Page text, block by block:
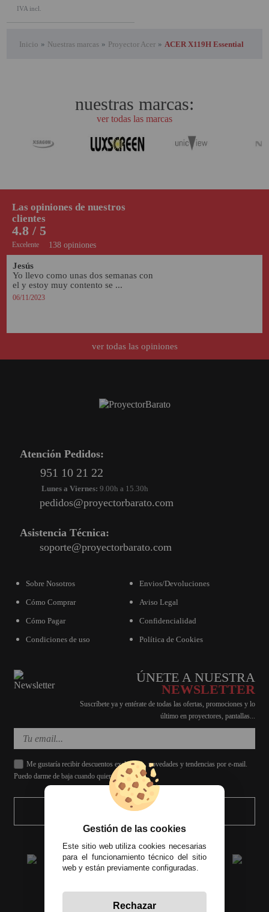
IVA incl.
Inicio » Nuestras marcas » Proyector Acer » ACER X119H Essential
nuestras marcas:
ver todas las marcas
138 opiniones
4.8 / 5
Excelente
Las opiniones de nuestros
clientes
Jesús
Yo llevo como unas dos semanas con
el y estoy muy contento se ...
06/11/2023
ver todas las opiniones
Atención Pedidos:
951 10 21 22
Lunes a Viernes: 9.00h a 15.30h
pedidos@proyectorbarato.com
Asistencia Técnica:
soporte@proyectorbarato.com
Sobre Nosotros
Cómo Comprar
Cómo Pagar
Condiciones de uso
Envios/Devoluciones
Aviso Legal
Confidencialidad
Política de Cookies
ÚNETE A NUESTRA
NEWSLETTER
Suscríbete ya y entérate de todas las ofertas, promociones y lo
último en proyectores, pantallas...
Me gustaría recibir descuentos exclusivos, novedades y tendencias por e-mail.
Puedo darme de baja cuando quiera.
ENVIAR
Gestión de las cookies
Este sitio web utiliza cookies necesarias
para el funcionamiento técnico del sitio
web y están previamente configuradas.
Rechazar